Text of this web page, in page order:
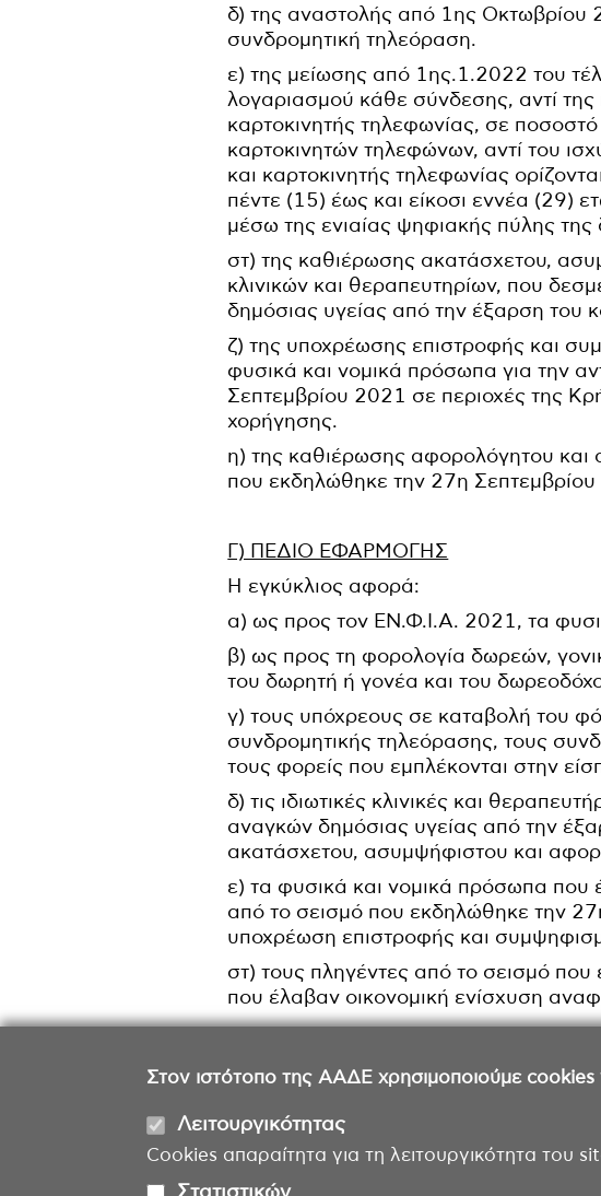
Στον ιστότοπο της ΑΑΔΕ χρησιμοποιούμε cookies
Λειτουργικότητας
Cookies απαραίτητα για τη λειτουργικότητα του
δ) της αναστολής από 1ης Οκτωβρίου
συνδρομητική τηλεόραση.
ε) της μείωσης από 1ης.1.2022 του
λογαριασμού κάθε σύνδεσης, αντί
καρτοκινητής τηλεφωνίας, σε ποσοστό
καρτοκινητών τηλεφώνων, αντί του
και καρτοκινητής τηλεφωνίας
πέντε (15) έως και είκοσι εννέα (29)
μέσω της ενιαίας ψηφιακής πύλης
στ) της καθιέρωσης ακατάσχετου,
κλινικών και θεραπευτηρίων, που
δημόσιας υγείας από την έξαρση του
ζ) της υποχρέωσης επιστροφής και
φυσικά και νομικά πρόσωπα για την
Σεπτεμβρίου 2021 σε περιοχές της
χορήγησης.
η) της καθιέρωσης αφορολόγητου και
που εκδηλώθηκε την 27η
Γ) ΠΕΔΙΟ ΕΦΑΡΜΟΓΗΣ
Η εγκύκλιος αφορά:
α) ως προς τον ΕΝ.Φ.Ι.Α. 2021, τα
β) ως προς τη φορολογία δωρεών,
του δωρητή ή γονέα και του
γ) τους υπόχρεους σε καταβολή του
συνδρομητικής τηλεόρασης, τους
τους φορείς που εμπλέκονται στην
δ) τις ιδιωτικές κλινικές και
αναγκών δημόσιας υγείας από την
ακατάσχετου, ασυμψήφιστου και
ε) τα φυσικά και νομικά πρόσωπα που
από το σεισμό που εκδηλώθηκε την
υποχρέωση επιστροφής και
στ) τους πληγέντες από το σεισμό
που έλαβαν οικονομική ενίσχυση